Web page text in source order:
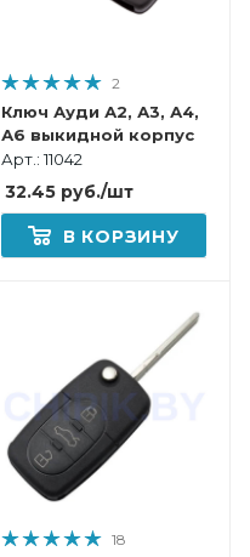
2
Ключ Ауди А2, А3, А4,
А6 выкидной корпус
Арт.: 11042
32.45руб./шт
В КОРЗИНУ
18